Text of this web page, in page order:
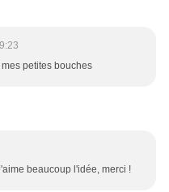
petites bouches
beaucoup l'idée, merci !